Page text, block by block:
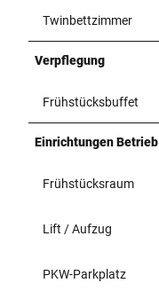
Twinbettzimmer
Verpflegung
Frühstücksbuffet
Einrichtungen Betrieb
Frühstücksraum
Lift / Aufzug
PKW-Parkplatz